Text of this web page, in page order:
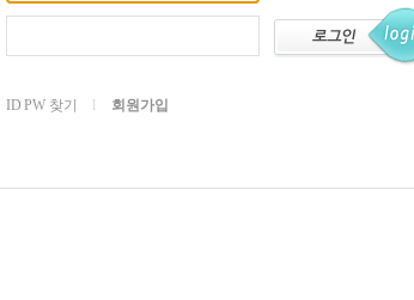
ID PW 찾기 회원가입